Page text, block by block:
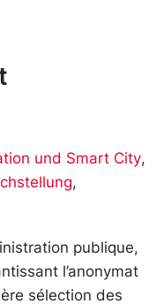
und Smart City,
,
publique,
l’anonymat
sélection des